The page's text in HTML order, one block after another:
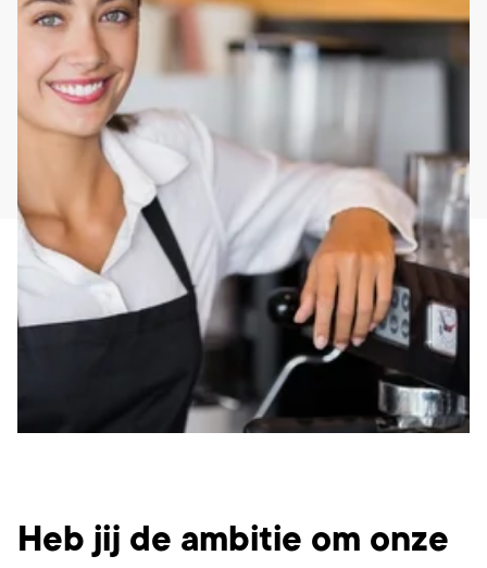
Wat ga je doen?
Heb jij de ambitie om onze